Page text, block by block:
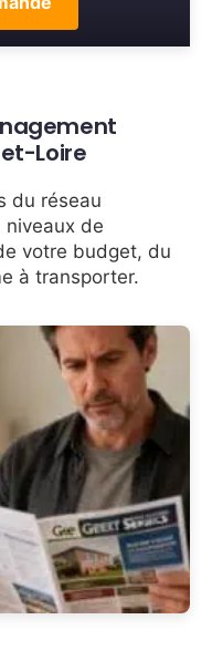
Loire
du réseau
niveaux de
votre budget, du
à transporter.